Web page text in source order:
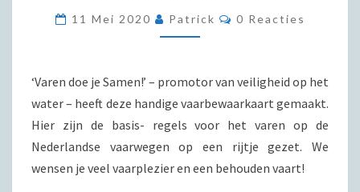
11 Mei 2020 Patrick Reacties
0 Reacties
‘Varen doe je Samen!’ – promotor van veiligheid op het
water – heeft deze handige vaarbewaarkaart gemaakt.
Hier zijn de basis- regels voor het varen op de
Nederlandse vaarwegen op een rijtje gezet. We
wensen je veel vaarplezier en een behouden vaart!